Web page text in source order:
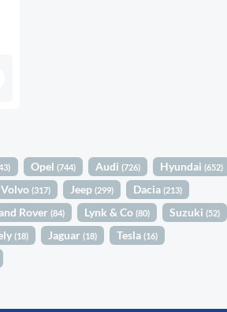
Opel (744) Audi (726) Hyundai (652)
Volvo (317) Jeep (299) Dacia(213)
Rover (84) Lynk & Co (80) Suzuki (52)
(18) Jaguar (18) Tesla (16)